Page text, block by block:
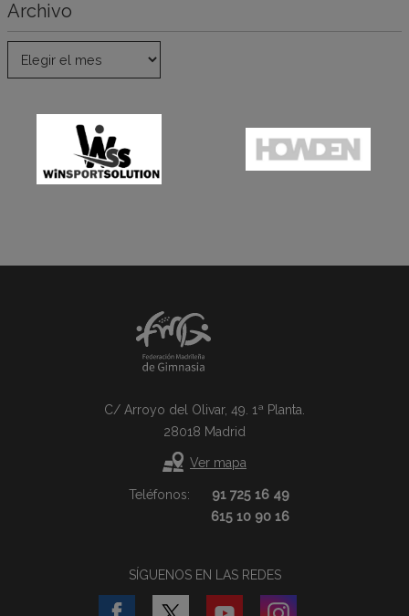
Archivo
C/ Arroyo del Olivar, 49. 1ª Planta.
28018 Madrid
Ver mapa
Teléfonos:
91 725 16 49
615 10 90 16
SÍGUENOS EN LAS REDES